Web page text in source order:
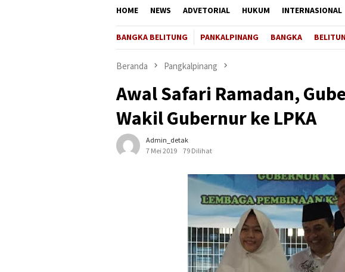
HOME NEWS ADVETORIAL HUKUM INTERNASIONAL
BANGKA BELITUNG PANKALPINANG BANGKA
Beranda Pangkalpinang
Awal Safari Ramadan,
Wakil Gubernur ke LPKA
Admin_detak
7 Mei 2019
79 Dilihat